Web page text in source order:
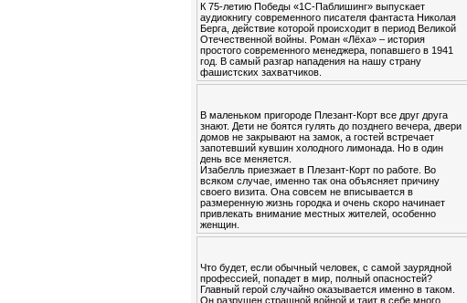
К 75-летию Победы «1С-Паблишинг» выпускает
аудиокнигу современного писателя фантаста Николая
Берга, действие которой происходит в период Великой
Отечественной войны. Роман «Лёха» – история
простого современного менеджера, попавшего в 1941
год. В самый разгар нападения на нашу страну
фашистских захватчиков.
В маленьком пригороде Плезант-Корт все друг друга
знают. Дети не боятся гулять до позднего вечера, двери
домов не закрывают на замок, а гостей встречает
запотевший кувшин холодного лимонада. Но в один
день все меняется.
Изабелль приезжает в Плезант-Корт по работе. Во
всяком случае, именно так она объясняет причину
своего визита. Она совсем не вписывается в
размеренную жизнь городка и очень скоро начинает
привлекать внимание местных жителей, особенно
женщин.
Что будет, если обычный человек, с самой заурядной
профессией, попадет в мир, полный опасностей?
Главный герой случайно оказывается именно в таком.
Он разрушен страшной войной и таит в себе много